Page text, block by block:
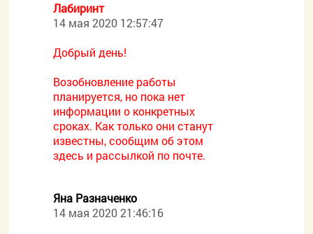
Лабиринт
14 мая 2020 12:57:47
Добрый день!
Возобновление работы
планируется, но пока нет
информации о конкретных
сроках. Как только они станут
известны, сообщим об этом
здесь и рассылкой по почте.
Яна Разначенко
14 мая 2020 21:46:16